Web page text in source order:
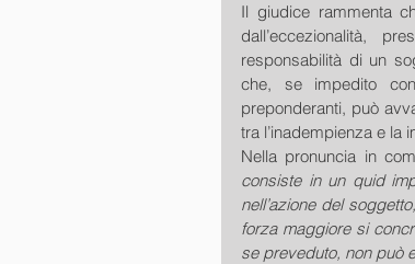
Il giudice rammenta
dall’eccezionalità,
responsabilità di un
che, se impedito
preponderanti, può
tra l’inadempienza e la
Nella pronuncia in
consiste in un quid
nell’azione del
forza maggiore si
se preveduto, non può